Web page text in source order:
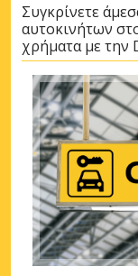
Συγκρίνετε
αυτοκινήτων
χρήματα με την